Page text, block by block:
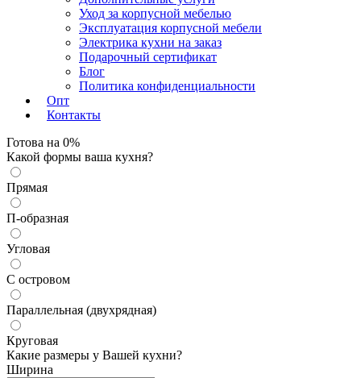
Уход за корпусной мебелью
Эксплуатация корпусной мебели
Электрика кухни на заказ
Подарочный сертификат
Блог
Политика конфиденциальности
Опт
Контакты
Готова на 0%
Какой формы ваша кухня?
Прямая
П-образная
Угловая
С островом
Параллельная (двухрядная)
Круговая
Какие размеры у Вашей кухни?
Ширина
Изменить